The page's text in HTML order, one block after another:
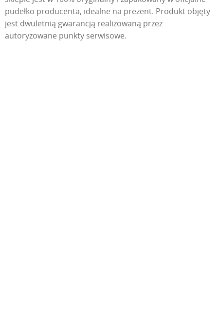
pudełko producenta, idealne na prezent. Produkt objęty
jest dwuletnią gwarancją realizowaną przez
autoryzowane punkty serwisowe.